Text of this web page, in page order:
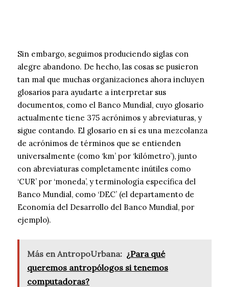
Sin embargo, seguimos produciendo siglas con
alegre abandono. De hecho, las cosas se pusieron
tan mal que muchas organizaciones ahora incluyen
glosarios para ayudarte a interpretar sus
documentos, como el Banco Mundial, cuyo glosario
actualmente tiene 375 acrónimos y abreviaturas, y
sigue contando. El glosario en sí es una mezcolanza
de acrónimos de términos que se entienden
universalmente (como ‘km’ por ‘kilómetro’), junto
con abreviaturas completamente inútiles como
‘CUR’ por ‘moneda’, y terminología específica del
Banco Mundial, como ‘DEC’ (el departamento de
Economía del Desarrollo del Banco Mundial, por
ejemplo).
Más en AntropoUrbana: ¿Para qué
queremos antropólogos si tenemos
computadoras?